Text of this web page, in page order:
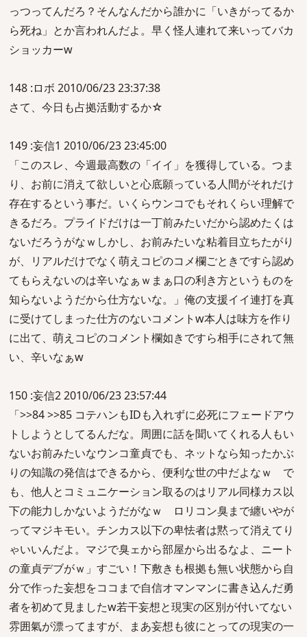
っつってんだろ？そんなんだから誰かに「いきがってるか
ら死ね」とか言われんだよ。早く怪人連れて来いってバカ
ショッカーw
148 :ロボ 2010/06/23 23:37:38
さて、今日も占拠活動するか☆
149 :妄信1 2010/06/23 23:45:00
「このスレ、今週最高数の「イイ」を獲得している。つま
り、お前に消えて欲しいと心底願っている人間がそれだけ
存在するという事だ。いくらウンコでもそれくらい理解で
きるだろ。プライドだけは一丁前みたいだから認めたくは
ないだろうがなｗしかし、お前みたいな粘着目立ちたがり
が、リアルだけでなく萌えコピのコメ欄ごときですら認め
てもらえないのは辛いなぁｗまぁ口の利き方というものを
知らないようだから仕方ないな。」俺の支援イイ連打を真
に受けてしまった仕方のないコメントw本人は味方を作り
に出て、萌えコピのコメント欄如きですら相手にされて無
い、辛いなぁw
150 :妄信2 2010/06/23 23:57:44
「>>84 >>85 コテハンもIDも入れずに必死にフェードアウ
トしようとしてるんだな。周囲に話を聞いてくれる人もい
ないお前みたいなウンコ童貞でも、ネットなら知ったかぶ
りの知識の発信はできるから、便利な世の中だよなｗ で
も、他人とコミュニケーション取るのはリアル同様カス以
下の能力しかないようだがなｗ ロリコン臭まで纏いやが
ってマジキモい。チンカス以下の卑怯者は黙って消えてり
ゃいいんだよ。マジで臭ェから部屋から出るなよ、ニート
の童貞デブがｗ」すごい！下敷きも根拠も無い状態から自
分で作った妄想をココまで自信オマンマンに書き込んだ勇
者を初めて見ましたw若干妄想と現実の区別が付いてない
雰囲氣が漂ってますが、まあ妄想も彼にとっての現実の一